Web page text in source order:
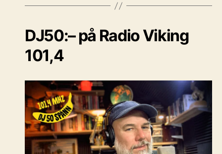
DJ50:– på Radio Viking
101,4